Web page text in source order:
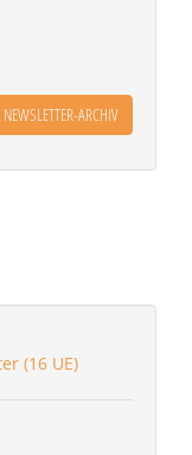
NEWSLETTER-ARCHIV
(16 UE)